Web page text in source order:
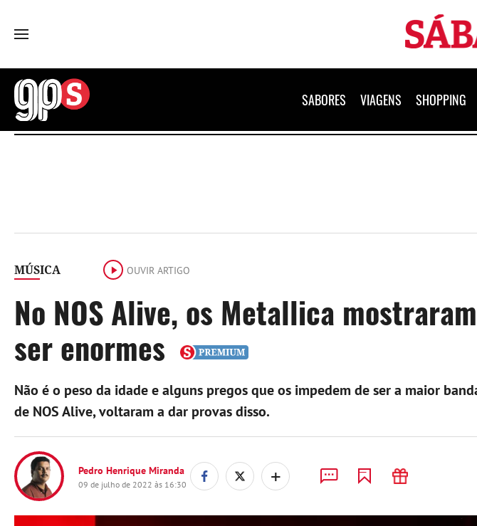
Sábado
GPS
SABORES VIAGENS SHOPPING
MÚSICA OUVIR ARTIGO
No NOS Alive, os Metallica
ser enormes
Não é o peso da idade e alguns pregos que os impedem de ser a maior
de NOS Alive, voltaram a dar provas disso.
Pedro Henrique Miranda
09 de julho de 2022 às 16:30 +